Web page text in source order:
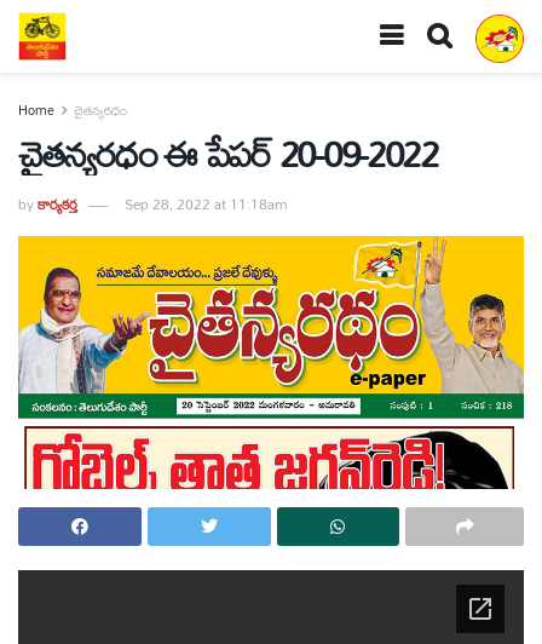
Home చైతన్యరధం
చైతన్యరధం ఈ పేపర్ 20-09-2022
byకార్యకర్త Sep 28, 2022 at 11:18am